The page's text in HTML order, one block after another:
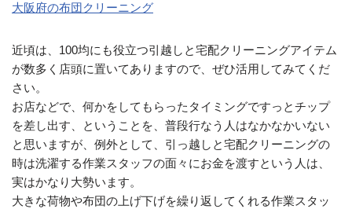
大阪府の布団クリーニング
近頃は、100均にも役立つ引越しと宅配クリーニングアイテム
が数多く店頭に置いてありますので、ぜひ活用してみてくだ
さい。
お店などで、何かをしてもらったタイミングですっとチップ
を差し出す、ということを、普段行なう人はなかなかいない
と思いますが、例外として、引っ越しと宅配クリーニングの
時は洗濯する作業スタッフの面々にお金を渡すという人は、
実はかなり大勢います。
大きな荷物や布団の上げ下げを繰り返してくれる作業スタッ